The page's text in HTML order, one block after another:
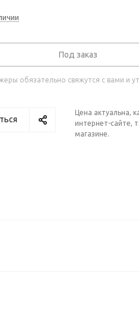
Под заказ
обязательно свяжутся с вами и
Цена актуальна,
интернет-сайте,
магазине.